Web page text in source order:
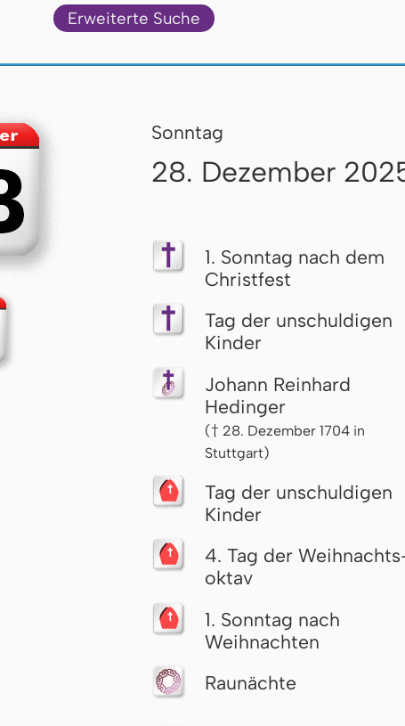
Erweiterte Suche
Sonntag
28. Dezember
1. Sonntag nach dem
Christfest
Tag der unschuldigen
Kinder
Johann Reinhard
Hedinger
(† 28. Dezember 1704 in
Stuttgart)
Tag der unschuldigen
Kinder
4. Tag der
ok­tav
1. Sonntag nach
Weihnachten
Raunächte